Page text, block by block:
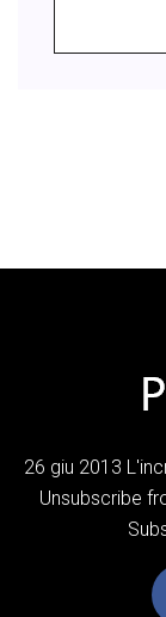
26 giu 2013
Unsubscribe